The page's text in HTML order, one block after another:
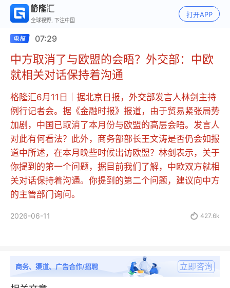
全球视野, 下注中国
打开APP
07:29
中方取消了与欧盟的会晤？外交部：中欧
就相关对话保持着沟通
格隆汇6月11日｜据北京日报，外交部发言人林剑主持
例行记者会。据《金融时报》报道，由于贸易紧张局势
加剧，中国已取消了本月份与欧盟的高层会晤。发言人
对此有何看法？此外，商务部部长王文涛是否仍会如报
道中所述，在本月晚些时候出访欧盟？林剑表示，关于
你提到的第一个问题，据目前我们了解，中欧双方就相
关对话保持着沟通。你提到的第二个问题，建议向中方
的主管部门询问。
2026-06-11  427.6k
商务、渠道、广告合作/招聘 立即咨询